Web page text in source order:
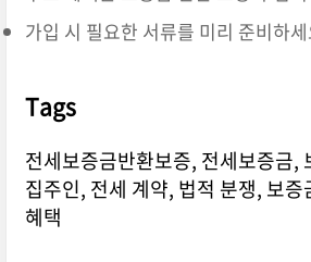
가입 시 필요한 서류를 미리 준비하
Tags
전세보증금반환보증, 전세보증금,
집주인, 전세 계약, 법적 분쟁, 보
혜택